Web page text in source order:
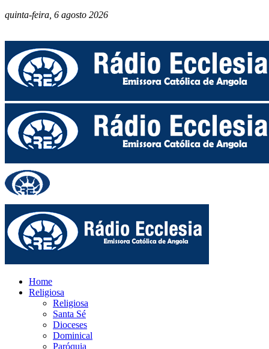
quinta-feira, 6 agosto 2026
Home
Religiosa
Religiosa
Santa Sé
Dioceses
Dominical
Paróquia